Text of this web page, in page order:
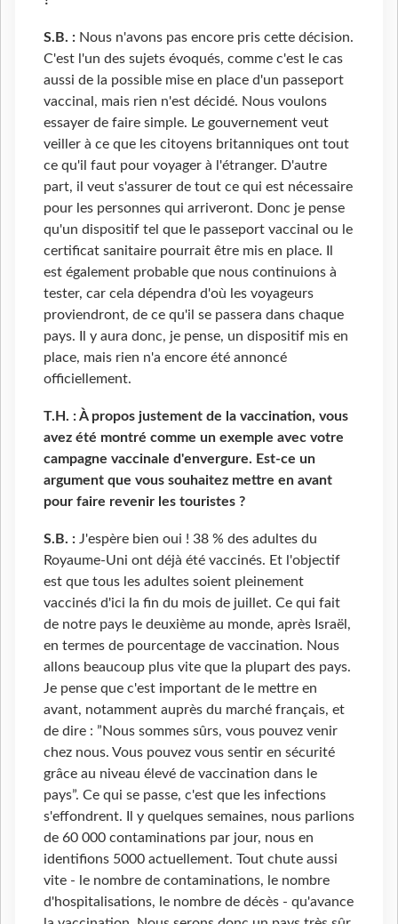
S.B. : Nous n'avons pas encore pris cette décision.
C'est l'un des sujets évoqués, comme c'est le cas
aussi de la possible mise en place d'un passeport
vaccinal, mais rien n'est décidé. Nous voulons
essayer de faire simple. Le gouvernement veut
veiller à ce que les citoyens britanniques ont tout
ce qu'il faut pour voyager à l'étranger. D'autre
part, il veut s'assurer de tout ce qui est nécessaire
pour les personnes qui arriveront. Donc je pense
qu'un dispositif tel que le passeport vaccinal ou le
certificat sanitaire pourrait être mis en place. Il
est également probable que nous continuions à
tester, car cela dépendra d'où les voyageurs
proviendront, de ce qu'il se passera dans chaque
pays. Il y aura donc, je pense, un dispositif mis en
place, mais rien n'a encore été annoncé
officiellement.
T.H. : À propos justement de la vaccination, vous
avez été montré comme un exemple avec votre
campagne vaccinale d'envergure. Est-ce un
argument que vous souhaitez mettre en avant
pour faire revenir les touristes ?
S.B. : J'espère bien oui ! 38 % des adultes du
Royaume-Uni ont déjà été vaccinés. Et l'objectif
est que tous les adultes soient pleinement
vaccinés d'ici la fin du mois de juillet. Ce qui fait
de notre pays le deuxième au monde, après Israël,
en termes de pourcentage de vaccination. Nous
allons beaucoup plus vite que la plupart des pays.
Je pense que c'est important de le mettre en
avant, notamment auprès du marché français, et
de dire : ”Nous sommes sûrs, vous pouvez venir
chez nous. Vous pouvez vous sentir en sécurité
grâce au niveau élevé de vaccination dans le
pays”. Ce qui se passe, c'est que les infections
s'effondrent. Il y quelques semaines, nous parlions
de 60 000 contaminations par jour, nous en
identifions 5000 actuellement. Tout chute aussi
vite - le nombre de contaminations, le nombre
d'hospitalisations, le nombre de décès - qu'avance